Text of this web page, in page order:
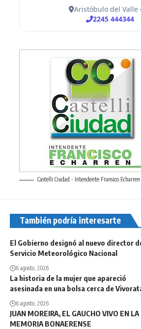
Castelli Ciudad - Intendente Fransico Echarren
También podría interesarte
El Gobierno designó al nuevo director
Servicio Meteorológico Nacional
6 agosto, 2026
La historia de la mujer que apareció
asesinada en una bolsa cerca de
6 agosto, 2026
JUAN MOREIRA, EL GAUCHO VIVO EN LA
MEMORIA BONAERENSE